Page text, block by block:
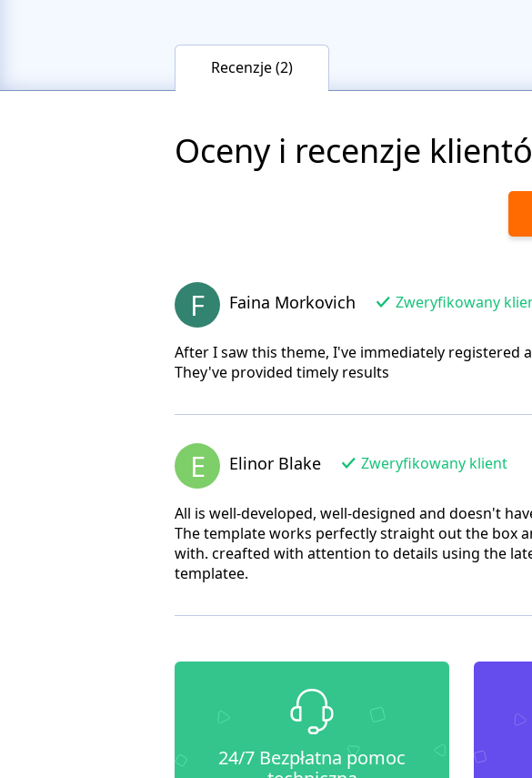
Recenzje (2)
Oceny i recenzje
F Faina Morkovich Zweryfikowany
After I saw this theme, I've immediately registered
They've provided timely results
E Elinor Blake Zweryfikowany klient
All is well-developed, well-designed and doesn't
The template works perfectly straight out the box
with. creafted with attention to details using the
templatee.
24/7 Bezpłatna pomoc